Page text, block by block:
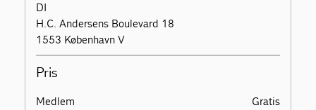
DI
H.C. Andersens Boulevard 18
1553 København V
Pris
Medlem
Gratis